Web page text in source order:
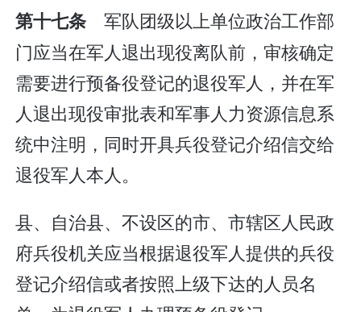
第十七条军队团级以上单位政治工作部
门应当在军人退出现役离队前，审核确定
需要进行预备役登记的退役军人，并在军
人退出现役审批表和军事人力资源信息系
统中注明，同时开具兵役登记介绍信交给
退役军人本人。
县、自治县、不设区的市、市辖区人民政
府兵役机关应当根据退役军人提供的兵役
登记介绍信或者按照上级下达的人员名